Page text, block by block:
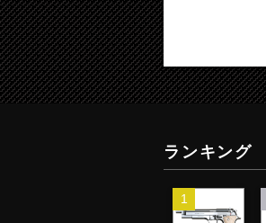
ランキング
1